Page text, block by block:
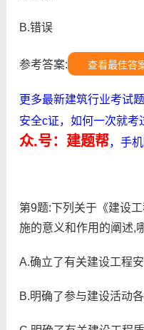
B.错误
参考答案: 查看最佳答
更多最新建筑行业考试
安全c证，如何一次就考
众.号：建题帮，手
第9题:下列关于《建设
施的意义和作用的阐述,
A.确立了有关建设工程
B.明确了参与建设活动